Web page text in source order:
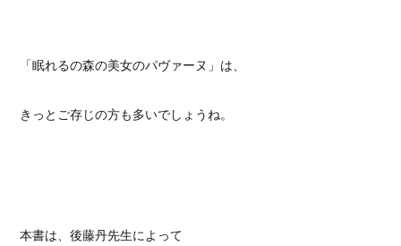
「眠れるの森の美女のパヴァーヌ」は、
きっとご存じの方も多いでしょうね。
本書は、後藤丹先生によって